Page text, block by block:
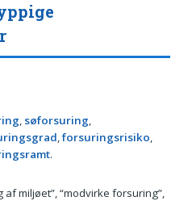
, søforsuring,
,forsuringsrisiko,
.
miljøet”, “modvirke forsuring”,